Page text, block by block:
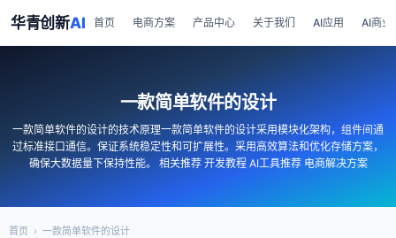
华青创新AI 首页 电商方案 产品中心 关于我们 AI应用 AI商业
一款简单软件的设计
一款简单软件的设计的技术原理一款简单软件的设计采用模块化架构，组件间通
过标准接口通信。保证系统稳定性和可扩展性。采用高效算法和优化存储方案，
确保大数据量下保持性能。 相关推荐 开发教程 AI工具推荐 电商解决方案
首页 › 一款简单软件的设计